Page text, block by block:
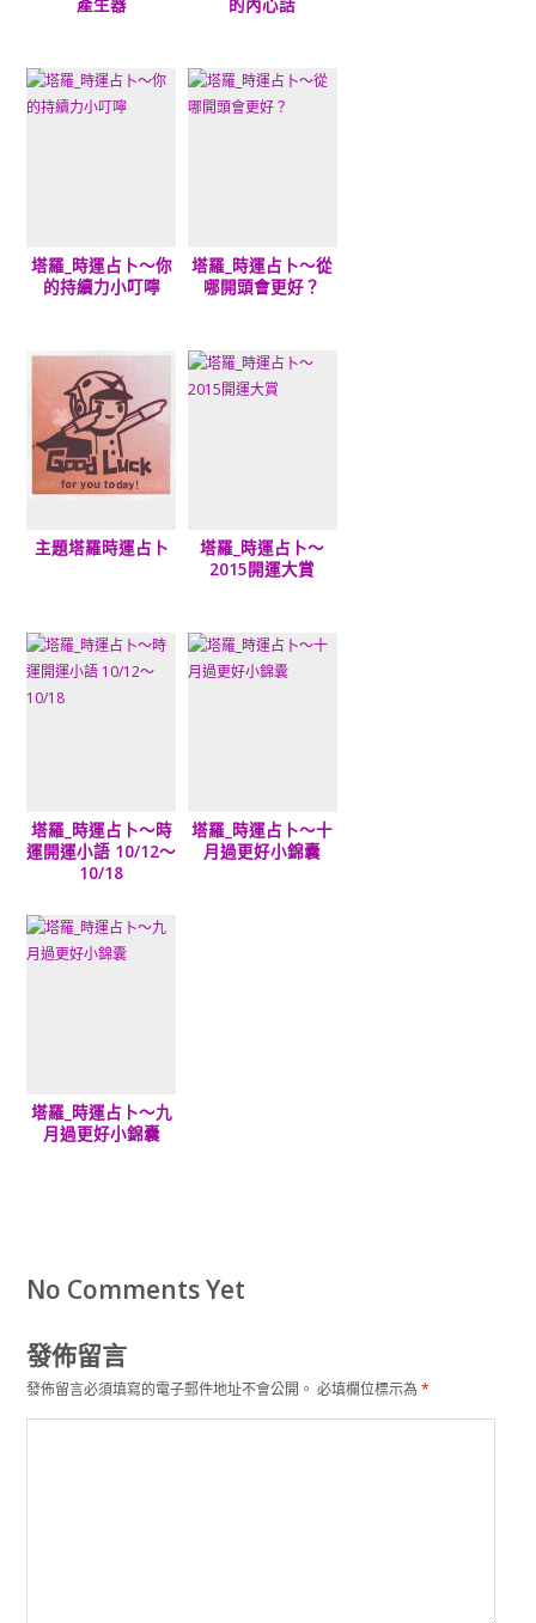
產生器 的內心話
塔羅_時運占卜～你
的持續力小叮嚀
塔羅_時運占卜～從
哪開頭會更好？
主題塔羅時運占卜
塔羅_時運占卜～
2015開運大賞
塔羅_時運占卜～時
運開運小語 10/12～
10/18
塔羅_時運占卜～十
月過更好小錦囊
塔羅_時運占卜～九
月過更好小錦囊
No Comments Yet
發佈留言
發佈留言必須填寫的電子郵件地址不會公開。 必填欄位標示為*